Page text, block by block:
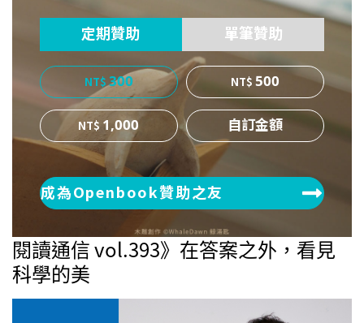
定期贊助 單筆贊助
300
500
1,000
成為Openbook贊助之友
閱讀通信 vol.393》在答案之外，看見
科學的美